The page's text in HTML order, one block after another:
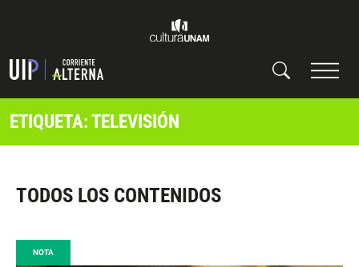
ETIQUETA: TELEVISIÓN
TODOS LOS CONTENIDOS
NOTA